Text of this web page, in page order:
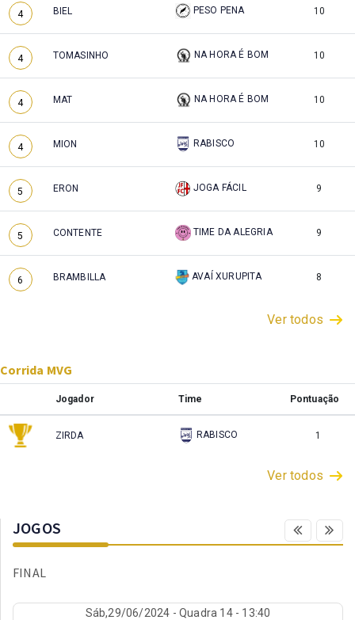
4 BIEL PESO PENA 10
4 TOMASINHO NA HORA É BOM 10
4 MAT NA HORA É BOM 10
4 MION RABISCO 10
5 ERON JOGA FÁCIL 9
5 CONTENTE TIME DA ALEGRIA 9
6 BRAMBILLA AVAÍ XURUPITA 8
Ver todos
Corrida MVG
Jogador Time Pontuação
ZIRDA RABISCO 1
Ver todos
JOGOS
FINAL
Sáb,29/06/2024 - Quadra 14 - 13:40